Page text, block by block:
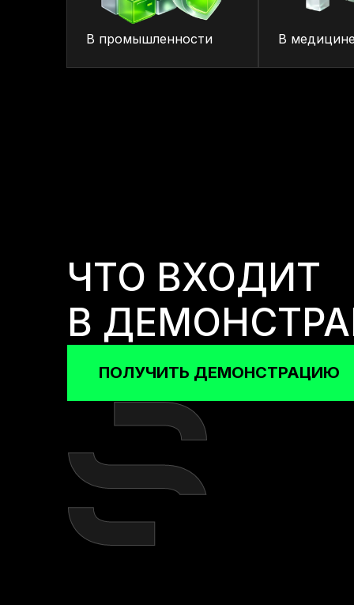
В промышленности В
ЧТО ВХОДИТ
В
ПОЛУЧИТЬ ДЕМОНСТРАЦИЮ